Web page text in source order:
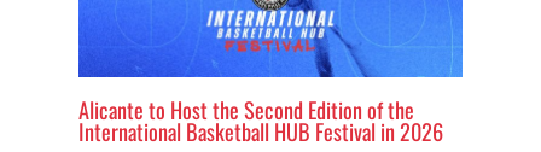
Alicante to Host the Second Edition of the
International Basketball HUB Festival in 2026